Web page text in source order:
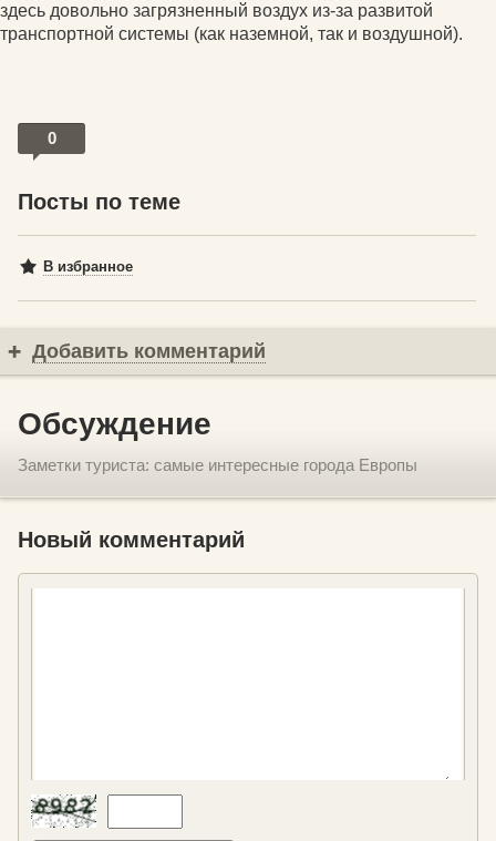
здесь довольно загрязненный воздух из-за развитой
транспортной системы (как наземной, так и воздушной).
0
Посты по теме
В избранное
Добавить комментарий
Обсуждение
Заметки туриста: самые интересные города Европы
Новый комментарий